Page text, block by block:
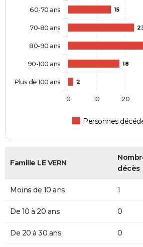
15
18
2
Personnes
60-70 ans
70-80 ans
80-90 ans
90-100 ans
Plus de 100 ans
0 10 20
Famille LE VERN
décès
Moins de 10 ans 1
De 10 à 20 ans 0
De 20 à 30 ans 0